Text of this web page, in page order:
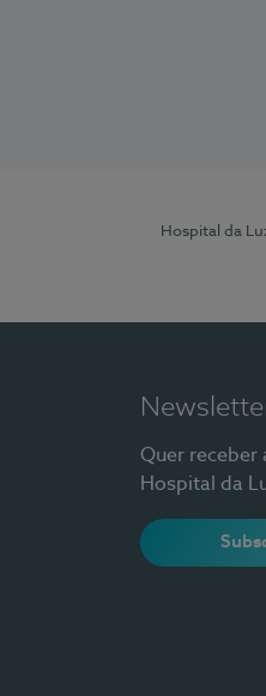
Hospital da
Quer receber
Hospital da